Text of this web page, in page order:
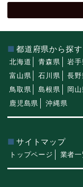
都道府県から探す
北海道 青森県 岩手
富山県
石川県 長野
鳥取県
島根県 岡山
鹿児島県
沖縄県
サイトマップ
トップページ 業者